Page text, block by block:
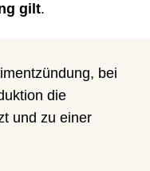
gilt.
bei
die
und zu einer